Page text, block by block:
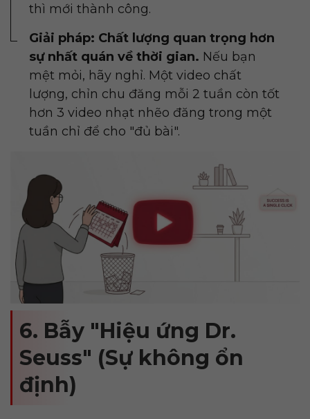
thì mới thành công.
Giải pháp: Chất lượng quan trọng hơn
sự nhất quán về thời gian. Nếu bạn
mệt mỏi, hãy nghỉ. Một video chất
lượng, chỉn chu đăng mỗi 2 tuần còn tốt
hơn 3 video nhạt nhẽo đăng trong một
tuần chỉ để cho "đủ bài".
6. Bẫy "Hiệu ứng Dr.
Seuss" (Sự không ổn
định)